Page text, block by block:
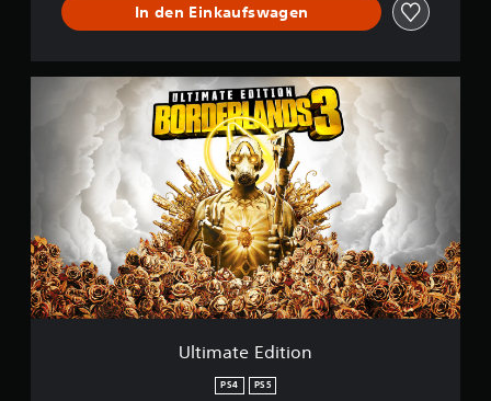
In den Einkaufswagen
E
d
i
t
i
Ultimate Edition
PS4 PS5